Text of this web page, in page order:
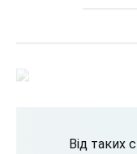
Від таких